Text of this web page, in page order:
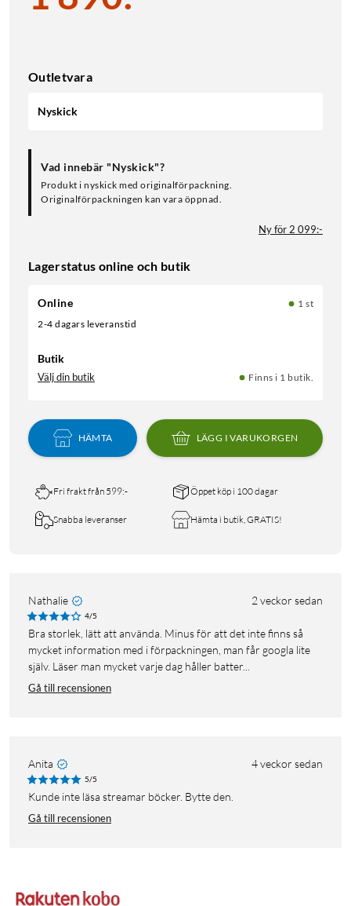
Outletvara
Nyskick
Vad innebär "Nyskick"?
Produkt i nyskick med originalförpackning.
Originalförpackningen kan vara öppnad.
Ny för 2 099:-
Lagerstatus online och butik
Online
1 st
2-4 dagars leveranstid
Butik
Välj din butik Finns i 1 butik.
HÄMTA LÄGG I VARUKORGEN
Fri frakt från 599:- Öppet köp i 100 dagar
Snabba leveranser Hämta i butik, GRATIS!
Nathalie 2 veckor sedan
4/5
Bra storlek, lätt att använda. Minus för att det inte finns så
mycket information med i förpackningen, man får googla lite
själv. Läser man mycket varje dag håller batter...
Gå till recensionen
Anita 4 veckor sedan
5/5
Kunde inte läsa streamar böcker. Bytte den.
Gå till recensionen